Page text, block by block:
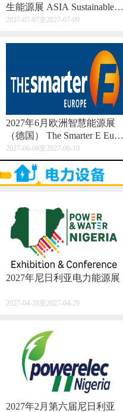
生能源展 ASIA Sustainable E
nergy Week
2027-07-07至2027-07-09
2027年6月欧洲智慧能源展
（德国） The Smarter E Euro
pe 2027
2027-06-08至2027-06-10
2027年尼日利亚电力能源展
2027-04-28至2027-04-29
2027年2月第六届尼日利亚